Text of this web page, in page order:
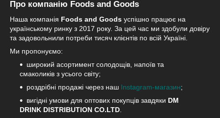
Про компанію Foods and Goods
Наша компанія Foods and Goods успішно працює на
українському ринку з 2017 року. За цей час ми здобули довіру
та задовольнили потреби тисяч клієнтів по всій Україні.
Ми пропонуємо:
широкий асортимент солодощів, напоїв та
смаколиків з усього світу;
роздрібні продажі через наш Instagram-магазин;
вигідні умови для оптових покупців завдяки DM
DRINK DISTRIBUTION CO.LTD